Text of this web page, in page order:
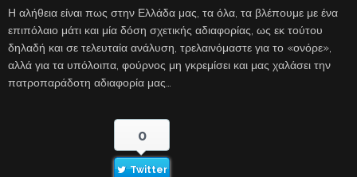
Η αλήθεια είναι πως στην Ελλάδα μας, τα όλα, τα βλέπουμε με ένα
επιπόλαιο μάτι και μία δόση σχετικής αδιαφορίας, ως εκ τούτου
δηλαδή και σε τελευταία ανάλυση, τρελαινόμαστε για το «ονόρε»,
αλλά για τα υπόλοιπα, φούρνος μη γκρεμίσει και μας χαλάσει την
πατροπαράδοτη αδιαφορία μας…
0
Twitter